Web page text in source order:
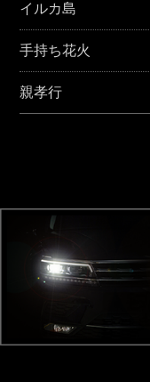
イルカ島
手持ち花火
親孝行